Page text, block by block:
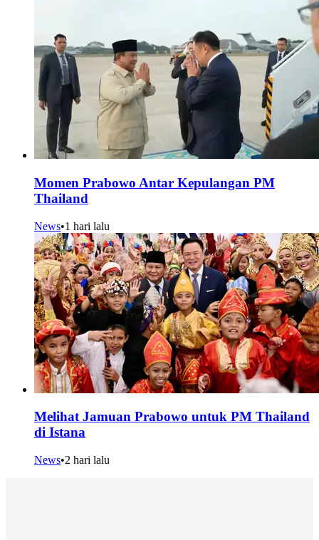
Momen Prabowo Antar Kepulangan PM
Thailand
News•1 hari lalu
Melihat Jamuan Prabowo untuk PM Thailand
di Istana
News•2 hari lalu